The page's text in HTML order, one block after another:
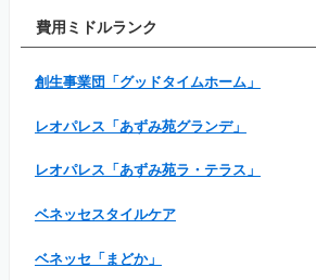
費用ミドルランク
創生事業団「グッドタイムホーム」
レオパレス「あずみ苑グランデ」
レオパレス「あずみ苑ラ・テラス」
ベネッセスタイルケア
ベネッセ「まどか」